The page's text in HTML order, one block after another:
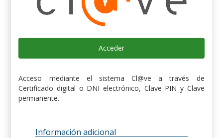
Acceder
Acceso mediante el sistema Cl@ve a través de
Certificado digital o DNI electrónico, Clave PIN y Clave
permanente.
Información adicional